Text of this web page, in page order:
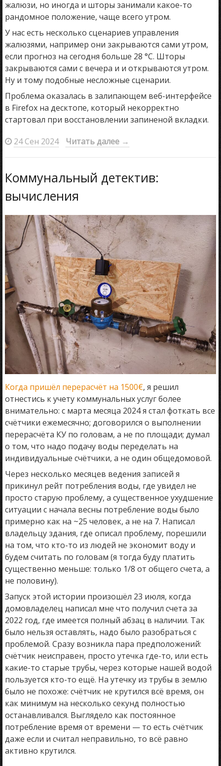
жалюзи, но иногда и шторы занимали какое-то
рандомное положение, чаще всего утром.
У нас есть несколько сценариев управления
жалюзями, например они закрываются сами утром,
если прогноз на сегодня больше 28 °C. Шторы
закрываются сами с вечера и и открываются утром.
Ну и тому подобные несложные сценарии.
Проблема оказалась в залипающем веб-интерфейсе
в Firefox на десктопе, который некорректно
стартовал при восстановлении запиненой вкладки.
24 Сен 2024
Читать далее →
Коммунальный детектив:
вычисления
Когда пришёл перерасчёт на 1500€, я решил
отнестись к учету коммунальных услуг более
внимательно: с марта месяца 2024 я стал фоткать все
счётчики ежемесячно; договорился о выполнении
перерасчёта КУ по головам, а не по площади; думал
о том, что надо подачу воды переделать на
индивидуальные счётчики, а не один общедомовой.
Через несколько месяцев ведения записей я
прикинул рейт потребления воды, где увидел не
просто старую проблему, а существенное ухудшение
ситуации с начала весны потребление воды было
примерно как на ~25 человек, а не на 7. Написал
владельцу здания, где описал проблему, порешили
на том, что кто-то из людей не экономит воду и
будем считать по головам (я тогда буду платить
существенно меньше: только 1/8 от общего счета, а
не половину).
Запуск этой истории произошёл 23 июля, когда
домовладелец написал мне что получил счета за
2022 год, где имеется полный абзац в наличии. Так
было нельзя оставлять, надо было разобраться с
проблемой. Сразу возникла пара предположений:
счётчик неисправен, просто утечка где-то, или есть
какие-то старые трубы, через которые нашей водой
пользуется кто-то ещё. На утечку из трубы в землю
было не похоже: счётчик не крутился всё время, он
как минимум на несколько секунд полностью
останавливался. Выглядело как постоянное
потребление время от времени — то есть счётчик
даже если и считал неправильно, то всё равно
активно крутился.